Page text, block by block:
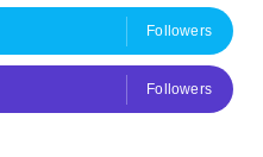
Followers
Followers